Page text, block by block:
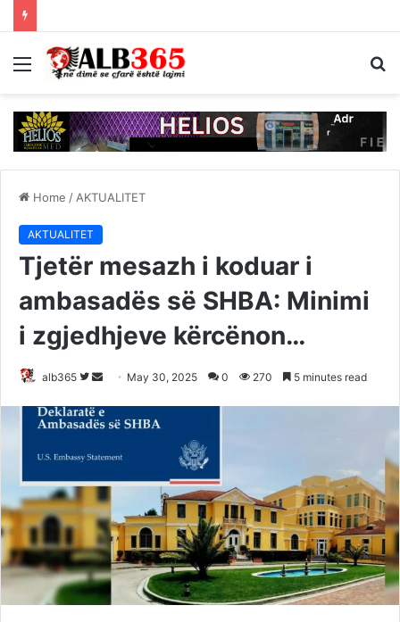
Menu
Home / AKTUALITET
AKTUALITET
Tjetër mesazh i koduar i
ambasadës së SHBA: Minimi
i zgjedhjeve kërcënon…
alb365
Follow
Twitter
Send
email
May 30, 2025 0 270 5 minutes read